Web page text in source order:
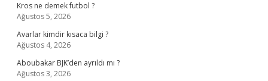
Kros ne demek futbol ?
Ağustos 5, 2026
Avarlar kimdir kısaca bilgi ?
Ağustos 4, 2026
Aboubakar BJK’den ayrıldı mı ?
Ağustos 3, 2026